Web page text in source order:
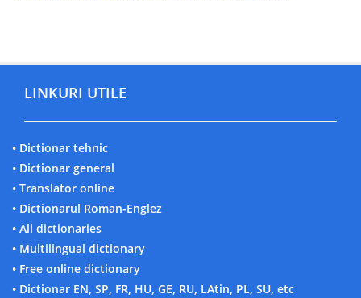
LINKURI UTILE
• Dictionar tehnic
• Dictionar general
• Translator online
• Dictionarul Roman-Englez
• All dictionaries
• Multilingual dictionary
• Free online dictionary
• Dictionar EN, SP, FR, HU, GE, RU, LAtin, PL, SU, etc